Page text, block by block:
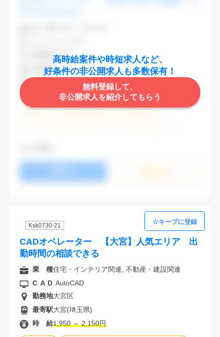
高時給案件や時短求人など、
好条件の非公開求人も多数保有！
無料登録して、
非公開求人を紹介してもらう
土日祝休み (土日祝がすべて休日である仕事)
勤務地渋谷区
最寄駅渋谷,表参道
Ksk0730-21
CADオペレーター 【大宮】人気エリア 出
勤時間の相談できる
業 種住宅・インテリア関連, 不動産・建設関連
CAD AutoCAD
勤務地大宮区
最寄駅大宮(埼玉県)
時 給1,950 ～ 2,150円